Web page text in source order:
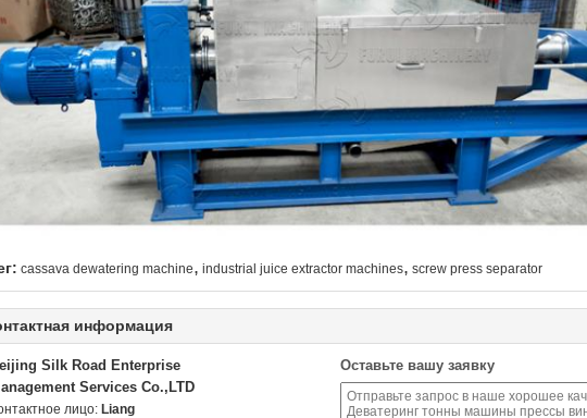
cassava dewatering machine, industrial juice extractor machines, screw press separator
информация
Silk Road Enterprise
Services Co.,LTD
лицо: Liang
Оставьте вашу заявку